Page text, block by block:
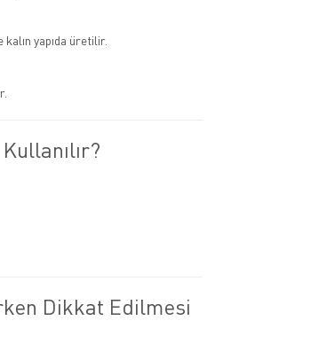
kalın yapıda üretilir.
Dikkat Edilmesi